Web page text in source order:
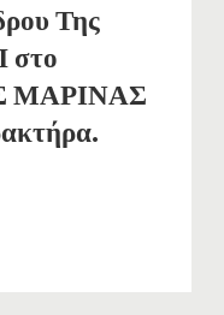
Της
ΜΑΡΙΝΑΣ